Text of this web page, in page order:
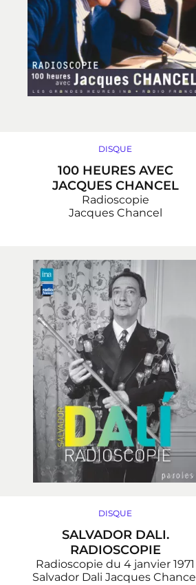
DISQUE
100 HEURES AVEC
JACQUES CHANCEL
Radioscopie
Jacques Chancel
DISQUE
SALVADOR DALI.
RADIOSCOPIE
Radioscopie du 4 janvier 1971
Salvador Dali Jacques Chancel